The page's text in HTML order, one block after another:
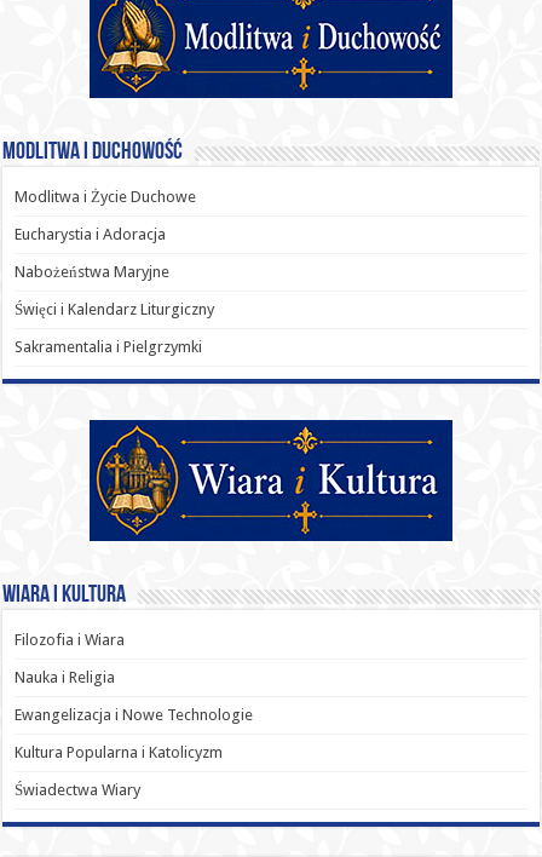
Modlitwa i Duchowość
Modlitwa i Życie Duchowe
Eucharystia i Adoracja
Nabożeństwa Maryjne
Święci i Kalendarz Liturgiczny
Sakramentalia i Pielgrzymki
Wiara i Kultura
Filozofia i Wiara
Nauka i Religia
Ewangelizacja i Nowe Technologie
Kultura Popularna i Katolicyzm
Świadectwa Wiary